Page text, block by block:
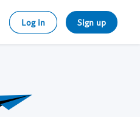
Log in Sign up